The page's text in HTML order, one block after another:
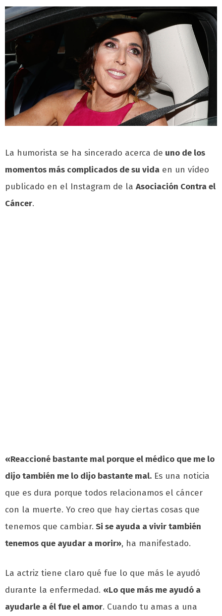
La humorista se ha sincerado acerca de uno de los
momentos más complicados de su vida en un vídeo
publicado en el Instagram de la Asociación Contra el
Cáncer.
«Reaccioné bastante mal porque el médico que me lo
dijo también me lo dijo bastante mal. Es una noticia
que es dura porque todos relacionamos el cáncer
con la muerte. Yo creo que hay ciertas cosas que
tenemos que cambiar. Si se ayuda a vivir también
tenemos que ayudar a morir», ha manifestado.
La actriz tiene claro qué fue lo que más le ayudó
durante la enfermedad. «Lo que más me ayudó a
ayudarle a él fue el amor. Cuando tu amas a una